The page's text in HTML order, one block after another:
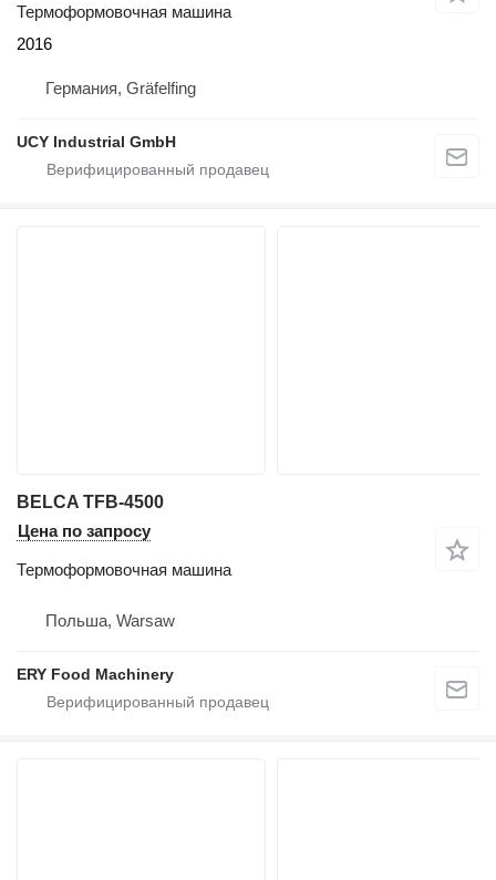
Термоформовочная машина
2016
Германия, Gräfelfing
UCY Industrial GmbH
BELCA TFB-4500
Цена по запросу
Термоформовочная машина
Польша, Warsaw
ERY Food Machinery